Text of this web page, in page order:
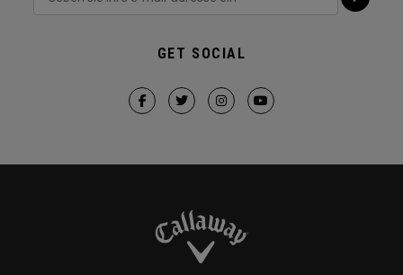
GET SOCIAL